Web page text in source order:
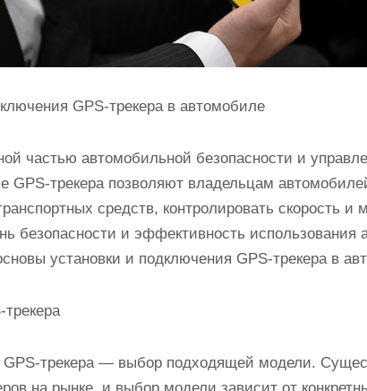
GPS-трекера в автомобиле
частью автомобильной безопасности и
GPS-трекера позволяют владельцам
средств, контролировать скорость
безопасности и эффективность использования
установки и подключения GPS-трекера в
GPS-трекера — выбор подходящей модели.